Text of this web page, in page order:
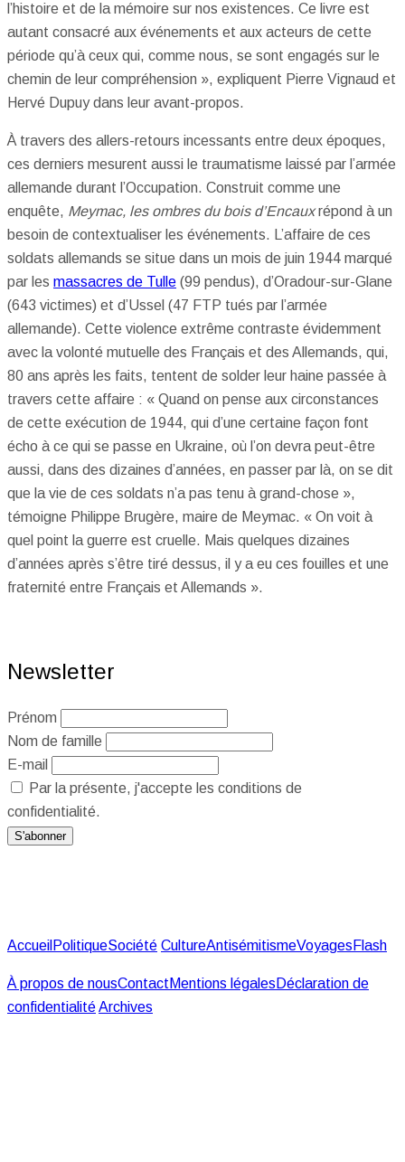
l’histoire et de la mémoire sur nos existences. Ce livre est
autant consacré aux événements et aux acteurs de cette
période qu’à ceux qui, comme nous, se sont engagés sur le
chemin de leur compréhension », expliquent Pierre Vignaud et
Hervé Dupuy dans leur avant-propos.
À travers des allers-retours incessants entre deux époques,
ces derniers mesurent aussi le traumatisme laissé par l’armée
allemande durant l’Occupation. Construit comme une
enquête, Meymac, les ombres du bois d’Encauxrépond à un
besoin de contextualiser les événements. L’affaire de ces
soldats allemands se situe dans un mois de juin 1944 marqué
par les massacres de Tulle (99 pendus), d’Oradour-sur-Glane
(643 victimes) et d’Ussel (47 FTP tués par l’armée
allemande). Cette violence extrême contraste évidemment
avec la volonté mutuelle des Français et des Allemands, qui,
80 ans après les faits, tentent de solder leur haine passée à
travers cette affaire : « Quand on pense aux circonstances
de cette exécution de 1944, qui d’une certaine façon font
écho à ce qui se passe en Ukraine, où l’on devra peut-être
aussi, dans des dizaines d’années, en passer par là, on se dit
que la vie de ces soldats n’a pas tenu à grand-chose »,
témoigne Philippe Brugère, maire de Meymac. « On voit à
quel point la guerre est cruelle. Mais quelques dizaines
d’années après s’être tiré dessus, il y a eu ces fouilles et une
fraternité entre Français et Allemands ».
Newsletter
Prénom
Nom de famille
E-mail
Par la présente, j'accepte les conditions de
confidentialité.
Accueil PolitiqueSociété CultureAntisémitismeVoyages Flash
À propos de nousContactMentions légales Déclaration de
confidentialitéArchives